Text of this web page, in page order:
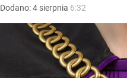
Dodano:4 sierpnia 6:32